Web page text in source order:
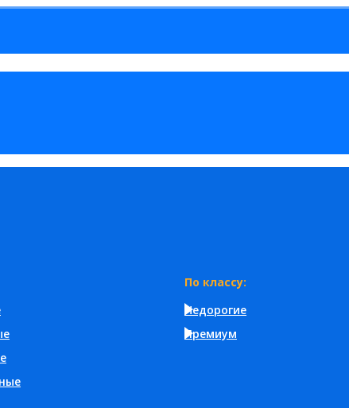
По классу:
Недорогие
Премиум